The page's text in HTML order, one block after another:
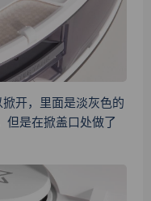
掀开，里面是淡灰色的
但是在掀盖口处做了